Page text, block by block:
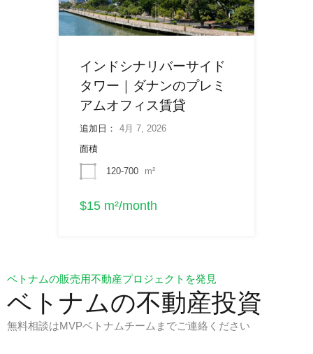
インドシナリバーサイド
タワー｜ダナンのプレミ
アムオフィス賃貸
追加日：
4月 7, 2026
面積
120-700 m²
$15 m²/month
ベトナムの販売用不動産プロジェクトを発見
ベトナムの不動産投資
無料相談はMVPベトナムチームまでご連絡ください